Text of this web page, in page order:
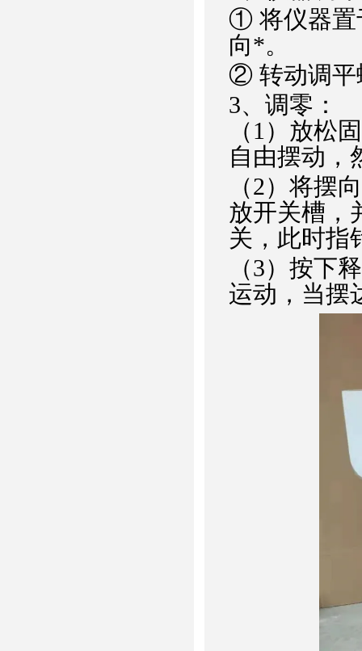
① 将仪器置
向*。
② 转动调平
3、调零：
（1）放松
自由摆动，
（2）将摆
放开关槽，
关，此时指
（3）按下
运动，当摆